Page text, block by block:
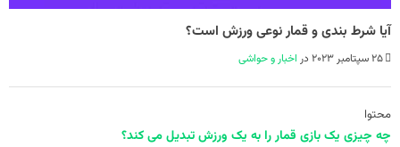
آیا شرط بندی و قمار نوعی ورزش است؟
25 سپتامبر 2023 در اخبار و حواشی
محتوا
چه چیزی یک بازی قمار را به یک ورزش تبدیل می کند؟